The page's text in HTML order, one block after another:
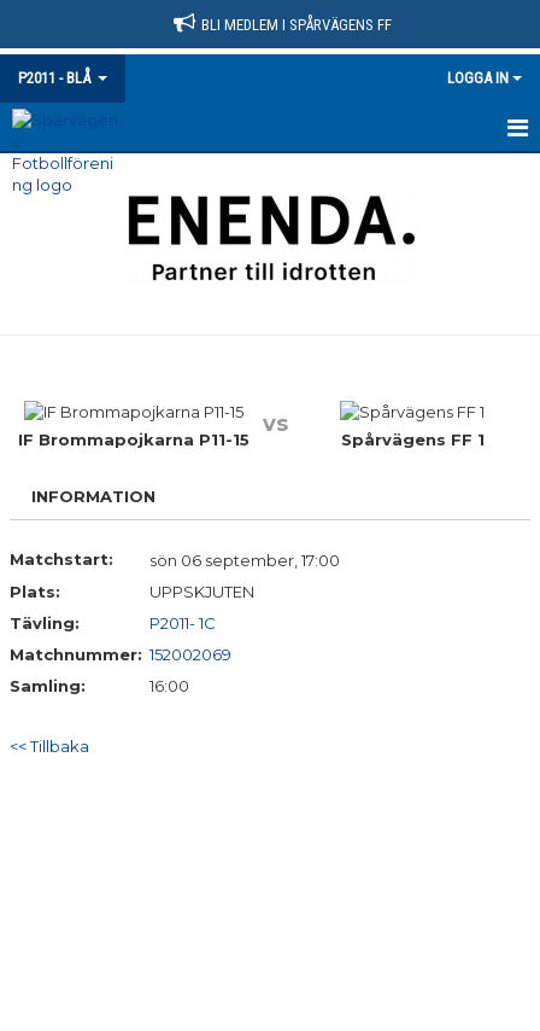
BLI MEDLEM I SPÅRVÄGENS FF
P2011 - BLÅ LOGGA IN
HEM
BILDGALLERI
DOKUMENT
IF Brommapojkarna P11-15
vs
Spårvägens FF 1
INFORMATION
Matchstart:
sön 06 september, 17:00
Plats:
UPPSKJUTEN
Tävling:
P2011- 1C
Matchnummer: 152002069
Samling:
16:00
<< Tillbaka